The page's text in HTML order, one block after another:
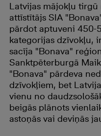
Latvijas mājokļu tirgū
attīstītājs SIA
pārdot aptuveni 450-
kategorijas dzīvokļu,
sacīja "Bonava"
Sanktpēterburgā
"Bonava" pārdeva
dzīvokļiem, bet
vienu no
beigās plānots
astoņās vai deviņās